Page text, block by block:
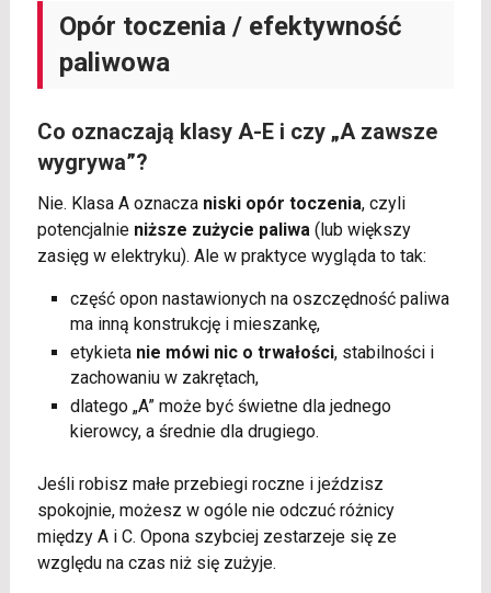
Opór toczenia / efektywność
paliwowa
Co oznaczają klasy A-E i czy „A zawsze
wygrywa”?
Nie. Klasa A oznacza niski opór toczenia, czyli
potencjalnie niższe zużycie paliwa (lub większy
zasięg w elektryku). Ale w praktyce wygląda to tak:
część opon nastawionych na oszczędność paliwa
ma inną konstrukcję i mieszankę,
etykieta nie mówi nic o trwałości, stabilności i
zachowaniu w zakrętach,
dlatego „A” może być świetne dla jednego
kierowcy, a średnie dla drugiego.
Jeśli robisz małe przebiegi roczne i jeździsz
spokojnie, możesz w ogóle nie odczuć różnicy
między A i C. Opona szybciej zestarzeje się ze
względu na czas niż się zużyje.